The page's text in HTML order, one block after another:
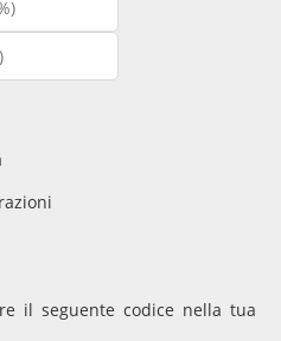
il seguente codice nella tua